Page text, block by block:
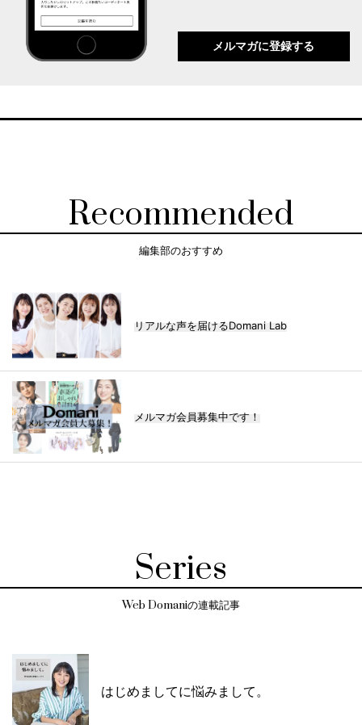
メルマガに登録する
Recommended
編集部のおすすめ
リアルな声を届けるDomani Lab
メルマガ会員募集中です！
Series
Web Domaniの連載記事
はじめましてに悩みまして。